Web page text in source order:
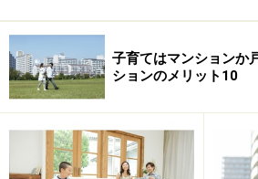
バルコニーから転落しないような構造
幼児がバルコニーから転落する事故
バルコニーの安全基準はどうなって
手すりについては建築基準法に下
ます。
子育てはマンションか
ションのメリット10